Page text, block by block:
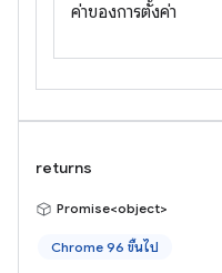
ค่าของการตั้งค่า
returns
Promise<object>
Chrome 96 ขึ้นไป